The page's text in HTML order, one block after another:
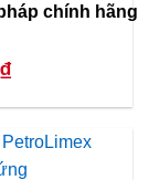
chính hãng